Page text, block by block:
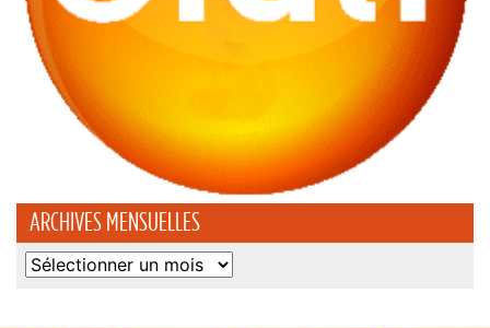
ARCHIVES MENSUELLES
Archives